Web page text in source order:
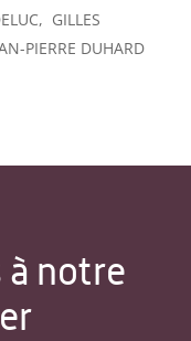
GILLES
PIERRE DUHARD
notre